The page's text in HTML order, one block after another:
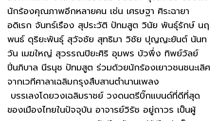
นักร้องคุณภาพอีกหลายคน เช่น เศรษฐา ศิระฉายา
อดิเรก จันทร์เรือง สุประวัติ ปัทมสูต วินัย พันธุ์รักษ์ นฤ
พนธ์ ดุริยะพันธุ์ สุวัจชัย สุทธิมา วิชัย ปุญญะยันต์ นันท
วัน เมฆใหญ่ สุวรรณปิยะศิริ อุมพร บัวพึ่ง ทิพย์วัลย์
ปิ่นภิบาล นีรนุช ปัทมสูต ร่วมด้วยนักร้องเยาวชนชนะเลิศ
จากเวทีศาลาเฉลิมกรุงสืบสานตำนานเพลง
บรรเลงโดยวงเฉลิมราชย์ วงดนตรีบิ๊กแบนด์ที่ดีที่สุด
ของเมืองไทยในปัจจุบัน อาจารย์วิรัช อยู่ถาวร เป็นผู้